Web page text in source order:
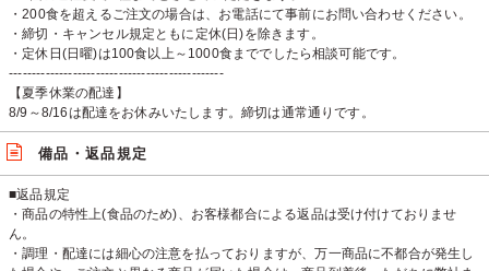
・200食を超えるご注文の場合は、お電話にて事前にお問い合わせください。
・締切・キャンセル規定ともに定休(日)を除きます。
・定休日(日曜)は100食以上～1000食まででしたら相談可能です。
-----------------------------------------------
【夏季休業の配達】
8/9～8/16は配達をお休みいたします。締切は通常通りです。
備品・返品規定
■返品規定
・商品の特性上(食品のため)、お客様都合による返品は受け付けておりませ
ん。
・調理・配達には細心の注意を払っておりますが、万一商品に不都合が発生し